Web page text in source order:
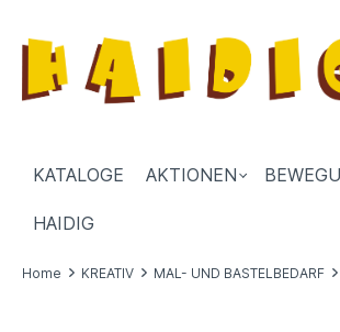
KATALOGE AKTIONEN
HAIDIG
Home KREATIV MAL- UND BASTELBEDARF